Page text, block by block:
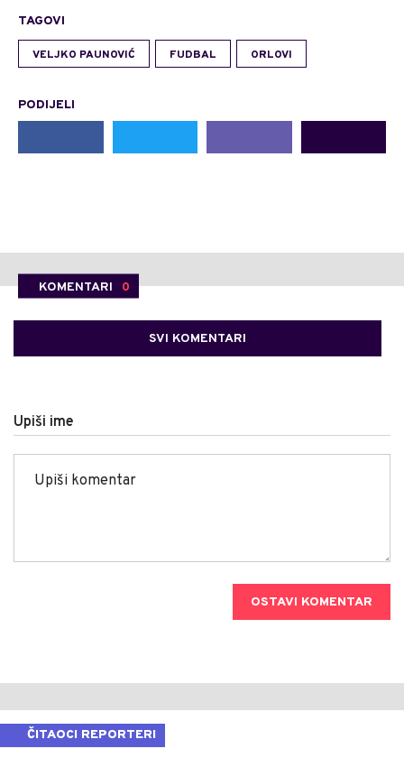
TAGOVI
VELJKO PAUNOVIĆ FUDBAL ORLOVI
PODIJELI
KOMENTARI 0
SVI KOMENTARI
Upiši ime
OSTAVI KOMENTAR
ČITAOCI REPORTERI